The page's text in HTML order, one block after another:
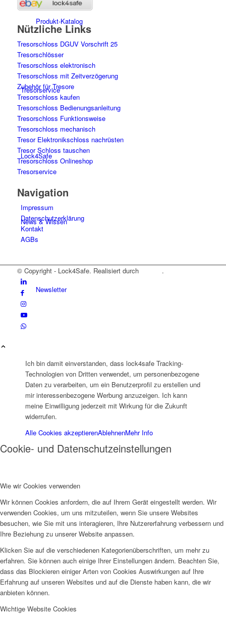
Produkt-Katalog
Tresorservice
Lock4Safe
News & Wissen
Newsletter
Kontakt
Nützliche Links
Tresorschloss DGUV Vorschrift 25
Tresorschlösser
Tresorschloss elektronisch
Tresorschloss mit Zeitverzögerung
Zubehör für Tresore
Tresorschloss kaufen
Tresorschloss Bedienungsanleitung
Tresorschloss Funktionsweise
Tresorschloss mechanisch
Tresor Elektronikschloss nachrüsten
Tresor Schloss tauschen
Tresorschloss Onlineshop
Tresorservice
Navigation
Impressum
Datenschutzerklärung
Kontakt
AGBs
© Copyright - Lock4Safe. Realisiert durch .
Ich bin damit einverstanden, dass lock4safe Tracking-
Technologien von Dritten verwendet, um personenbezogene
Daten zu verarbeiten, um ein Benutzerprofil zu erstellen und
mir interessenbezogene Werbung anzuzeigen. Ich kann
meine Einwilligung jederzeit mit Wirkung für die Zukunft
widerrufen.
Alle Cookies akzeptierenAblehnenMehr Info
Cookie- und Datenschutzeinstellungen
Wie wir Cookies verwenden
Wir können Cookies anfordern, die auf Ihrem Gerät eingestellt werden. Wir
verwenden Cookies, um uns mitzuteilen, wenn Sie unsere Websites
besuchen, wie Sie mit uns interagieren, Ihre Nutzererfahrung verbessern und
Ihre Beziehung zu unserer Website anpassen.
Klicken Sie auf die verschiedenen Kategorienüberschriften, um mehr zu
erfahren. Sie können auch einige Ihrer Einstellungen ändern. Beachten Sie,
dass das Blockieren einiger Arten von Cookies Auswirkungen auf Ihre
Erfahrung auf unseren Websites und auf die Dienste haben kann, die wir
anbieten können.
Wichtige Website Cookies